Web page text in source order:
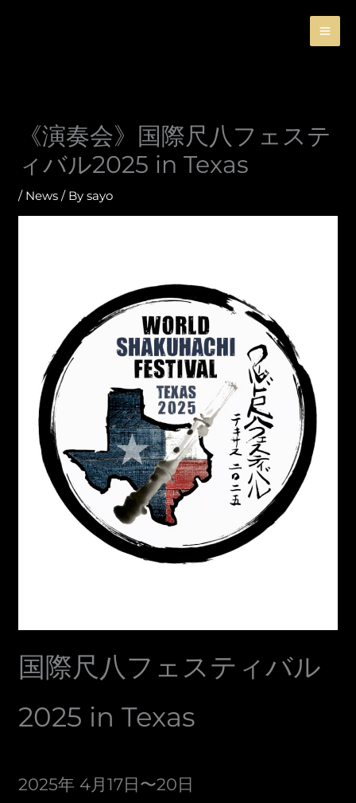
《演奏会》国際尺八フェステ
ィバル2025 in Texas
/ News / Bysayo
国際尺八フェスティバル
2025 in Texas
2025年 4月17日〜20日